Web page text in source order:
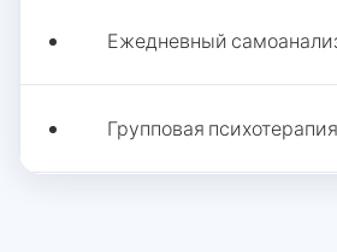
Ежедневный
Групповая психотерапия